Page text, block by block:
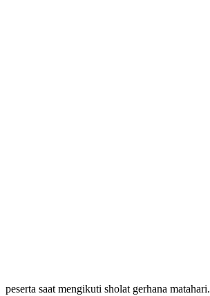
peserta saat mengikuti sholat gerhana matahari.